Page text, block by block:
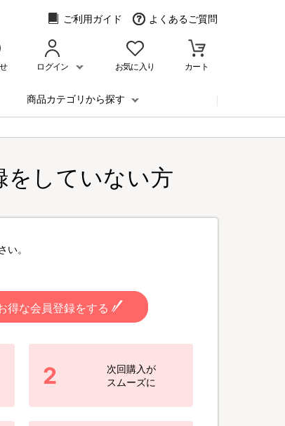
ご利用ガイド よくあるご質問
ログイン お気に入り カート
商品カテゴリから探す
をしていない方
い。
得な会員登録をする
2
次回購入が
スムーズに